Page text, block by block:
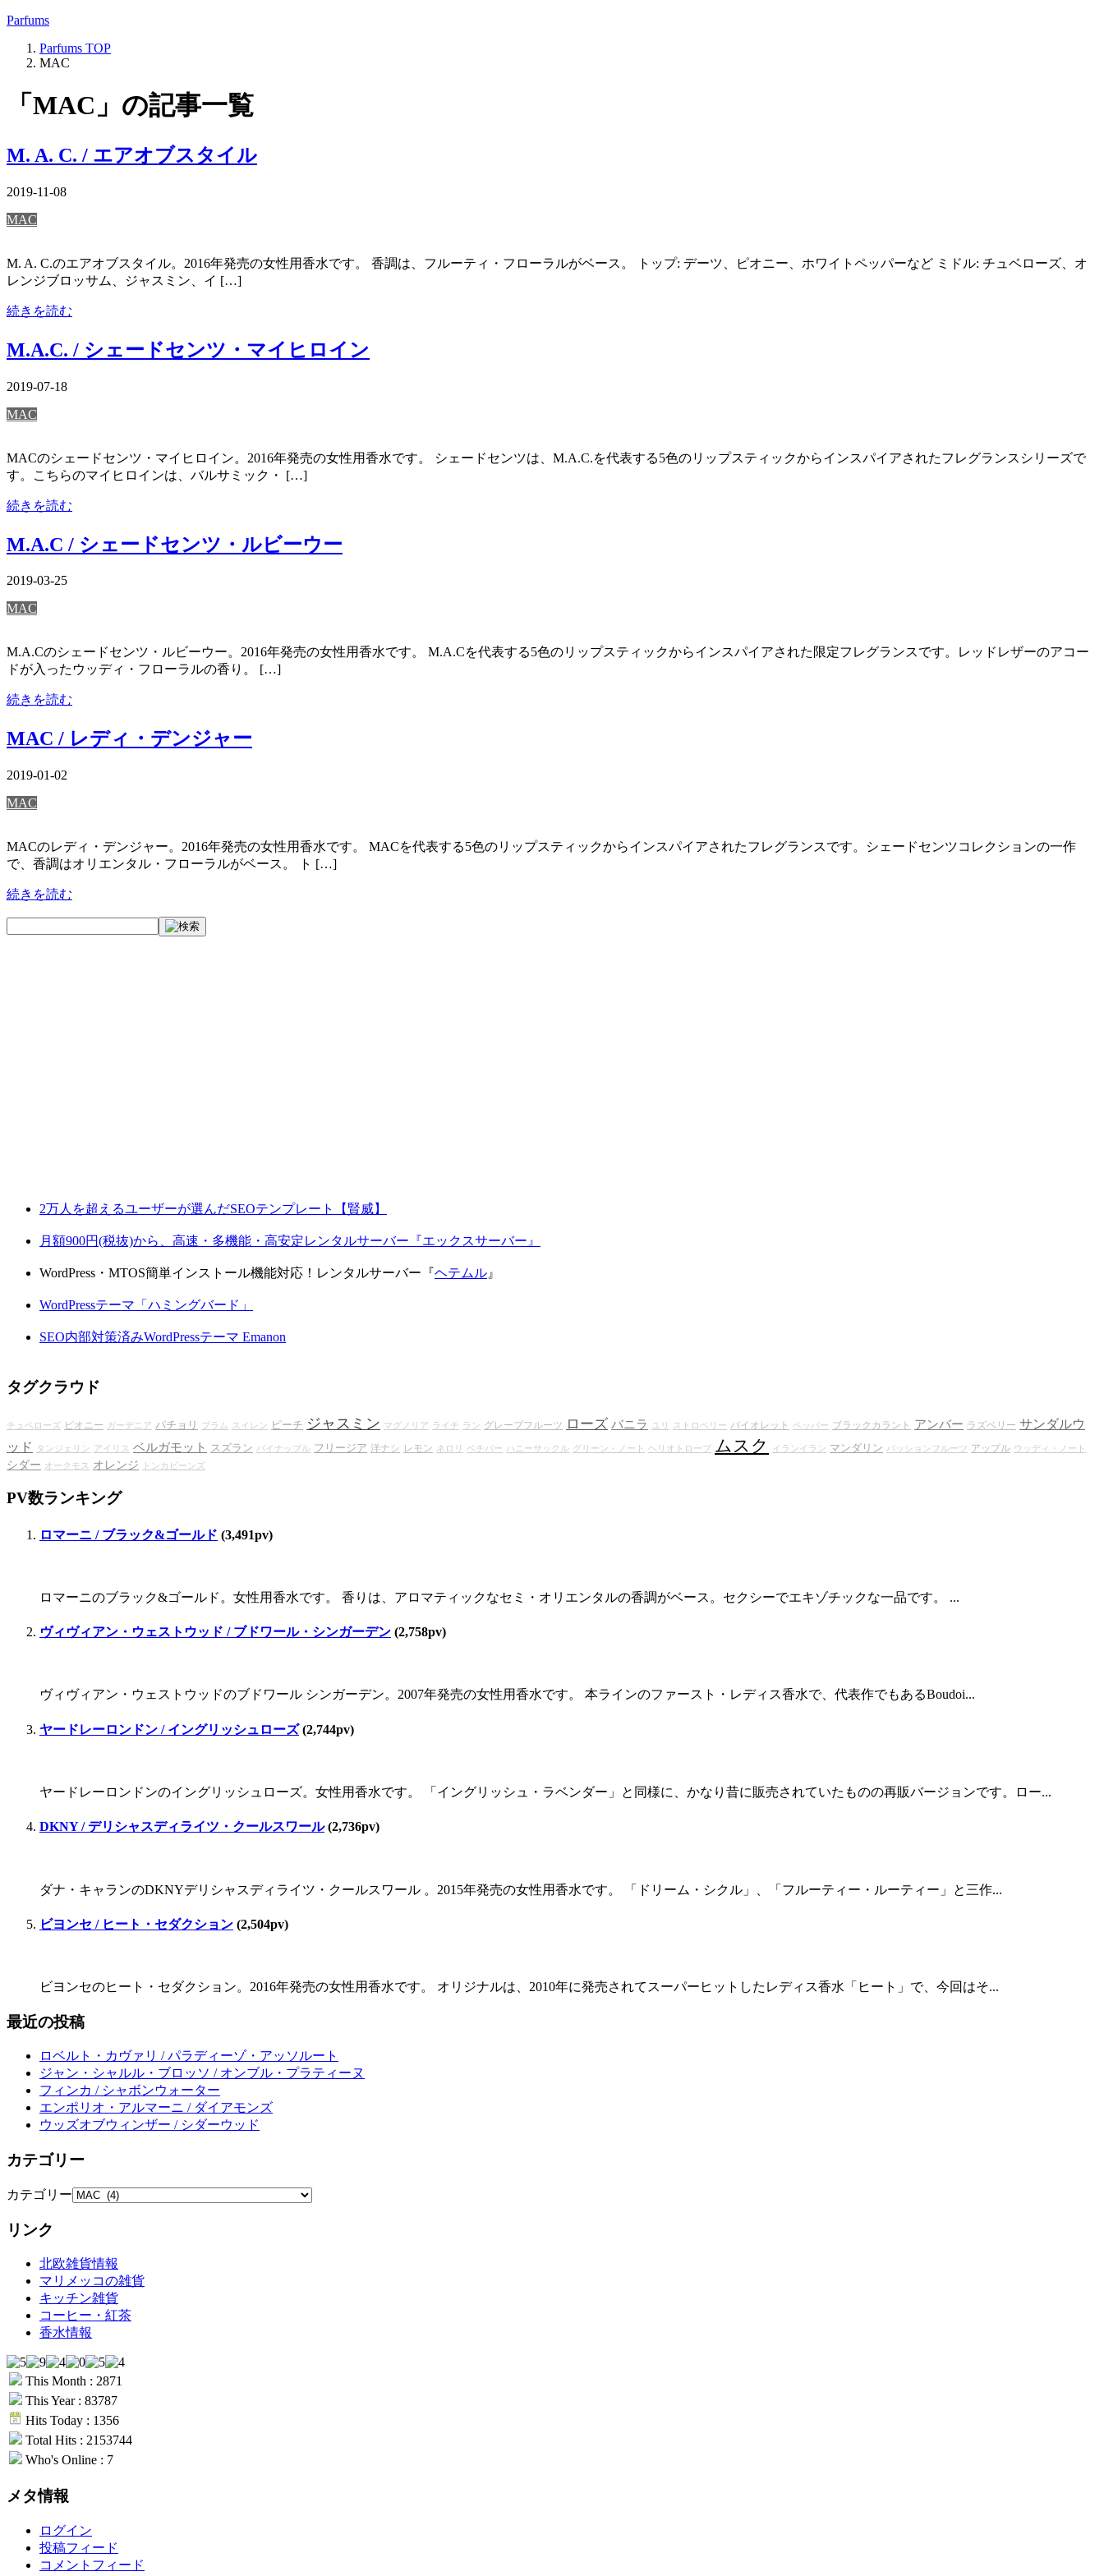
Parfums
Parfums TOP
MAC
「MAC」の記事一覧
M. A. C. / エアオブスタイル
2019-11-08
MAC
M. A. C.のエアオブスタイル。2016年発売の女性用香水です。 香調は、フルーティ・フローラルがベース。 トップ: デーツ、ピオニー、ホワイトペッパーなど ミドル: チュベローズ、オ
レンジブロッサム、ジャスミン、イ […]
続きを読む
M.A.C. / シェードセンツ・マイヒロイン
2019-07-18
MAC
MACのシェードセンツ・マイヒロイン。2016年発売の女性用香水です。 シェードセンツは、M.A.C.を代表する5色のリップスティックからインスパイアされたフレグランスシリーズで
す。こちらのマイヒロインは、バルサミック・ […]
続きを読む
M.A.C / シェードセンツ・ルビーウー
2019-03-25
MAC
M.A.Cのシェードセンツ・ルビーウー。2016年発売の女性用香水です。 M.A.Cを代表する5色のリップスティックからインスパイアされた限定フレグランスです。レッドレザーのアコー
ドが入ったウッディ・フローラルの香り。 […]
続きを読む
MAC / レディ・デンジャー
2019-01-02
MAC
MACのレディ・デンジャー。2016年発売の女性用香水です。 MACを代表する5色のリップスティックからインスパイアされたフレグランスです。シェードセンツコレクションの一作
で、香調はオリエンタル・フローラルがベース。 ト […]
続きを読む
2万人を超えるユーザーが選んだSEOテンプレート【賢威】
月額900円(税抜)から、高速・多機能・高安定レンタルサーバー『エックスサーバー』
WordPress・MTOS簡単インストール機能対応！レンタルサーバー『ヘテムル 』
WordPressテーマ「ハミングバード」
SEO内部対策済みWordPressテーマ Emanon
タグクラウド
チュベローズ ピオニー ガーデニア パチョリ プラム スイレン ピーチ ジャスミン マグノリア ライチ ラン グレープフルーツ ローズ バニラ ユリ ストロベリー バイオレット ペッパー ブラックカラント アンバー ラズベリー サンダルウ
ッド
タンジェリン アイリス ベルガモット スズラン パイナップル フリージア 洋ナシ レモン ネロリ ベチバー ハニーサックル グリーン・ノート ヘリオトロープ ムスク イランイラン マンダリン パッションフルーツ アップル ウッディ・ノート
シダー オークモス オレンジ トンカビーンズ
PV数ランキング
ロマーニ / ブラック&ゴールド (3,491pv)
ロマーニのブラック&ゴールド。女性用香水です。 香りは、アロマティックなセミ・オリエンタルの香調がベース。セクシーでエキゾチックな一品です。 ...
ヴィヴィアン・ウェストウッド / ブドワール・シンガーデン (2,758pv)
ヴィヴィアン・ウェストウッドのブドワール シンガーデン。2007年発売の女性用香水です。 本ラインのファースト・レディス香水で、代表作でもあるBoudoi...
ヤードレーロンドン / イングリッシュローズ(2,744pv)
ヤードレーロンドンのイングリッシュローズ。女性用香水です。 「イングリッシュ・ラベンダー」と同様に、かなり昔に販売されていたものの再販バージョンです。ロー...
DKNY / デリシャスディライツ・クールスワール(2,736pv)
ダナ・キャランのDKNYデリシャスディライツ・クールスワール 。2015年発売の女性用香水です。 「ドリーム・シクル」、「フルーティー・ルーティー」と三作...
ビヨンセ / ヒート・セダクション (2,504pv)
ビヨンセのヒート・セダクション。2016年発売の女性用香水です。 オリジナルは、2010年に発売されてスーパーヒットしたレディス香水「ヒート」で、今回はそ...
最近の投稿
ロベルト・カヴァリ / パラディーゾ・アッソルート
ジャン・シャルル・ブロッソ / オンブル・プラティーヌ
フィンカ / シャボンウォーター
エンポリオ・アルマーニ / ダイアモンズ
ウッズオブウィンザー / シダーウッド
カテゴリー
カテゴリー
リンク
北欧雑貨情報
マリメッコの雑貨
キッチン雑貨
コーヒー・紅茶
香水情報
This Month : 2871
This Year : 83787
Hits Today : 1356
Total Hits : 2153744
Who's Online : 7
メタ情報
ログイン
投稿フィード
コメントフィード